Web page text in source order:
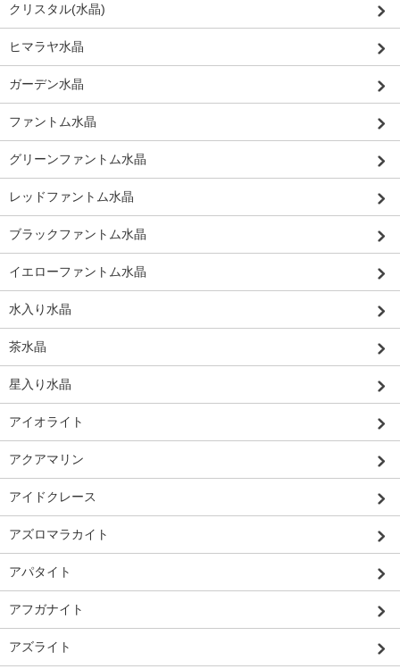
クリスタル(水晶)
ヒマラヤ水晶
ガーデン水晶
ファントム水晶
グリーンファントム水晶
レッドファントム水晶
ブラックファントム水晶
イエローファントム水晶
水入り水晶
茶水晶
星入り水晶
アイオライト
アクアマリン
アイドクレース
アズロマラカイト
アパタイト
アフガナイト
アズライト